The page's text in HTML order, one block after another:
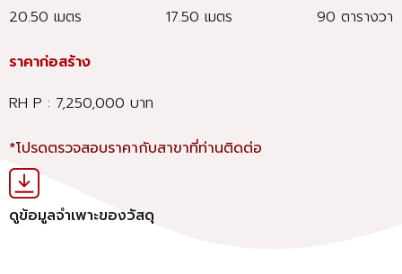
20.50 เมตร 17.50 เมตร 90 ตารางวา
ราคาก่อสร้าง
RH P : 7,250,000 บาท
*โปรดตรวจสอบราคากับสาขาที่ท่านติดต่อ
ดูข้อมูลจำเพาะของวัสดุ